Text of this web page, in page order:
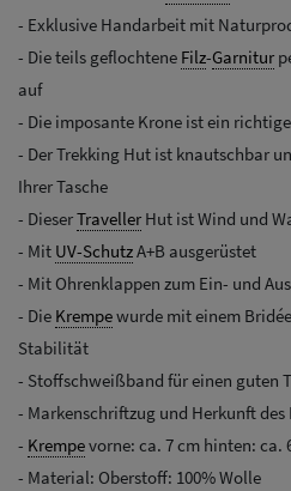
- Exklusive Handarbeit mit
- Die teils geflochtene Filz-Garnitur
auf
- Die imposante Krone ist ein
- Der Trekking Hut ist knautschbar
Ihrer Tasche
- DieserTraveller Hut ist Wind und
- Mit UV-SchutzA+B ausgerüstet
- Mit Ohrenklappen zum Ein- und
- Die Krempewurde mit einem
Stabilität
- Stoffschweißband für einen guten
- Markenschriftzug und Herkunft
- Krempevorne: ca. 7 cm hinten: ca.
- Material: Oberstoff: 100% Wolle